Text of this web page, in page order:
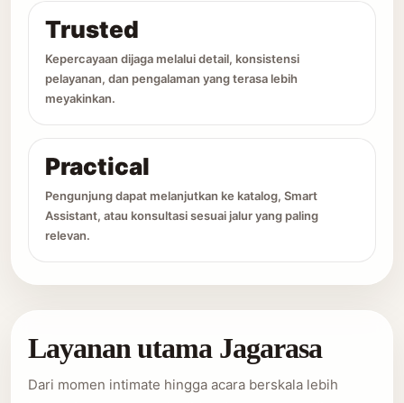
Trusted
Kepercayaan dijaga melalui detail, konsistensi
pelayanan, dan pengalaman yang terasa lebih
meyakinkan.
Practical
Pengunjung dapat melanjutkan ke katalog, Smart
Assistant, atau konsultasi sesuai jalur yang paling
relevan.
Layanan utama Jagarasa
Dari momen intimate hingga acara berskala lebih